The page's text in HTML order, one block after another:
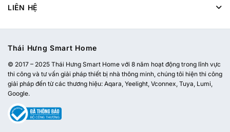
LIÊN HỆ
Thái Hưng Smart Home
© 2017 – 2025 Thái Hưng Smart Home với 8 năm hoạt động trong lĩnh vực
thi công và tư vấn giải pháp thiết bị nhà thông minh, chúng tôi hiện thi công
giải pháp đến từ các thương hiệu: Aqara, Yeelight, Vconnex, Tuya, Lumi,
Google.